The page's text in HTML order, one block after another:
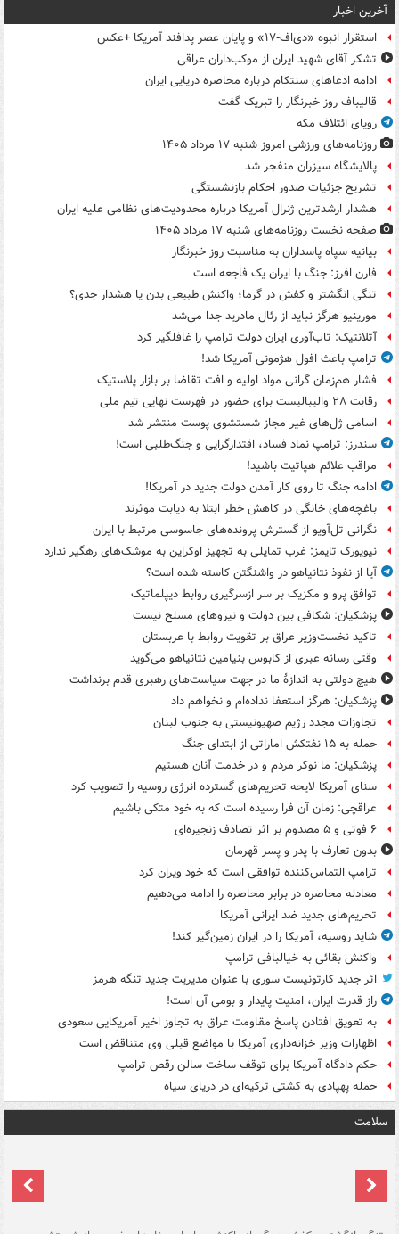
آخرین اخبار
استقرار انبوه «دی‌اف‑۱۷» و پایان عصر پدافند آمریکا +عکس
تشکر آقای شهید ایران از موکب‌داران عراقی
ادامه ادعاهای سنتکام درباره محاصره دریایی ایران
قالیباف روز خبرنگار را تبریک گفت
رویای ائتلاف مکه
روزنامه‌های ورزشی امروز ‌شنبه ۱۷ مرداد ۱۴۰۵
پالایشگاه سیزران منفجر شد
تشریح جزئیات صدور احکام بازنشستگی
هشدار ارشدترین ژنرال آمریکا درباره محدودیت‌های نظامی علیه ایران
صفحه نخست روزنامه‌های شنبه ۱۷ مرداد ۱۴۰۵
بیانیه سپاه پاسداران به مناسبت روز خبرنگار
فارن افرز: جنگ با ایران یک فاجعه است
تنگی انگشتر و کفش در گرما؛ واکنش طبیعی بدن یا هشدار جدی؟
مورینیو هرگز نباید از رئال مادرید جدا می‌شد
آتلانتیک: تاب‌آوری ایران دولت ترامپ را غافلگیر کرد
ترامپ باعث افول هژمونی آمریکا شد!
فشار هم‌زمان گرانی مواد اولیه و افت تقاضا بر بازار پلاستیک
رقابت ۲۸ والیبالیست برای حضور در فهرست نهایی تیم ملی
اسامی ژل‌های غیر مجاز شستشوی پوست منتشر شد
سندرز: ترامپ نماد فساد، اقتدارگرایی و جنگ‌طلبی است!
مراقب علائم هپاتیت باشید!
ادامه جنگ تا روی کار آمدن دولت جدید در آمریکا!
باغچه‌های خانگی در کاهش خطر ابتلا به دیابت موثرند
نگرانی تل‌آویو از گسترش پرونده‌های جاسوسی مرتبط با ایران
نیویورک تایمز: غرب تمایلی به تجهیز اوکراین به موشک‌های رهگیر ندارد
آیا از نفوذ نتانیاهو در واشنگتن کاسته شده است؟
توافق پرو و مکزیک بر سر ازسرگیری روابط دیپلماتیک
پزشکیان: شکافی بین دولت و نیروهای مسلح نیست
تاکید نخست‌وزیر عراق بر تقویت روابط با عربستان
وقتی رسانه عبری از کابوس بنیامین نتانیاهو می‌گوید
هیچ دولتی به اندازۀ ما در جهت سیاست‌های رهبری قدم برنداشت
پزشکیان: هرگز استعفا نداده‌ام و نخواهم داد
تجاوزات مجدد رژیم صهیونیستی به جنوب لبنان
حمله به ۱۵ نفتکش‌ اماراتی از ابتدای جنگ
پزشکیان: ما نوکر مردم و در خدمت آنان هستیم
سنای آمریکا لایحه تحریم‌های گسترده انرژی روسیه را تصویب کرد
عراقچی: زمان آن فرا رسیده است که به خود متکی باشیم
۶ فوتی و ۵ مصدوم بر اثر تصادف زنجیره‌ای
بدون تعارف با پدر و پسر قهرمان
ترامپ التماس‌کننده توافقی است که خود ویران کرد
معادله محاصره در برابر محاصره را ادامه می‌دهیم
تحریم‌های جدید ضد ایرانی آمریکا
شاید روسیه، آمریکا را در ایران زمین‌گیر کند!
واکنش بقائی به خیالبافی ترامپ
اثر جدید کارتونیست سوری با عنوان مدیریت جدید تنگه هرمز
راز قدرت ایران، امنیت پایدار و بومی آن است!
به تعویق افتادن پاسخ مقاومت عراق به تجاوز اخیر آمریکایی سعودی
اظهارات وزیر خزانه‌داری آمریکا با مواضع قبلی وی متناقض است
حکم دادگاه آمریکا برای توقف ساخت سالن رقص ترامپ
حمله پهپادی به کشتی ترکیه‌ای در دریای سیاه
سلامت